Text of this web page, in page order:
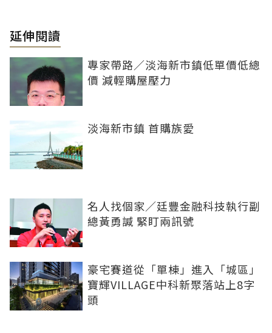
延伸閱讀
專家帶路／淡海新市鎮低單價低總
價 減輕購屋壓力
淡海新市鎮 首購族愛
名人找個家／廷豐金融科技執行副
總黃勇諴 緊盯兩訊號
豪宅賽道從「單棟」進入「城區」
寶輝VILLAGE中科新聚落站上8字
頭